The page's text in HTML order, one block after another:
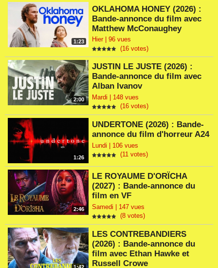
1:23
OKLAHOMA HONEY (2026) :
Bande-annonce du film avec
Matthew McConaughey
Hier | 96 vues
(16 votes)
2:00
JUSTIN LE JUSTE (2026) :
Bande-annonce du film avec
Alban Ivanov
Mardi | 148 vues
(16 votes)
1:26
UNDERTONE (2026) : Bande-
annonce du film d'horreur A24
Lundi | 106 vues
(11 votes)
2:46
LE ROYAUME D'ORÏCHA
(2027) : Bande-annonce du
film en VF
Samedi | 147 vues
(8 votes)
LES CONTREBANDIERS
(2026) : Bande-annonce du
film avec Ethan Hawke et
Russell Crowe